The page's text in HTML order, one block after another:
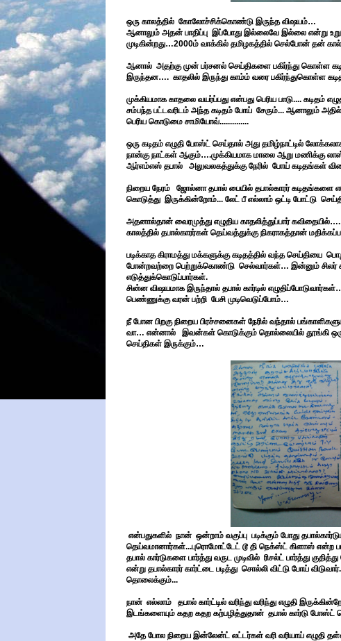
ஒரு காலத்தில் கோலோச்சிக்கொண்டு இருந்த விஷயம்…
ஆனாலும் அதன் பாதிப்பு இப்போது இல்லைவே இல்லை என்று
முடிகின்றது…2000ம் வாக்கில் தமிழகத்தில் செல்போன் தன்
ஆனால் அதற்கு முன் பர்சனல் செய்திகளை பகிர்ந்து கொள்ள
இருந்தன…. காதலில் இருந்து காம்ம் வரை பகிர்ந்துகொள்ள
முக்கியமாக காதலை வயர்ப்பது என்பது பெரிய பாடு.... கடிதம்
சம்பந்த பட்டவரிடம் அந்த கடிதம் போய் சேரும்... ஆனாலும்
பெரிய கொடுமை சாமியோவ்..............
ஒரு கடிதம் எழுதி போஸ்ட் செய்தால் அது தமிழ்நாட்டில்
நான்கு நாட்கள் ஆகும்….முக்கியமாக மாலை ஆறு மணிக்கு
ஆர்எம்எஸ் தபால் அலுவலகத்துக்கு நேரில் போய் கடிதங்கள்
நிறைய நேரம் ஜோல்னா தபால் பையில் தபால்காரர் கடிதங்களை
கொடுத்து இருக்கின்றோம்... லேட் பீ எல்லாம் ஒட்டி போட்டு
அதனால்தான் வைரமுத்து எழுதிய காதலித்துப்பார் கவிதையில்….
காலத்தில் தபால்காரர்கள் தெய்வத்துக்கு நிகராகத்தான்
படிக்காத கிராமத்து மக்களுக்கு கடிதத்தில் வந்த செய்தியை
போன்றவற்றை பெற்றுக்கொண்டு செல்வார்கள்… இன்னும் சிலர்
எடுத்துக்கொடுப்பார்கள்.
சின்ன விஷயமாக இருந்தால் தபால் கார்டில் எழுதிப்போடுவார்கள்
பெண்ணுக்கு வரன் பற்றி பேசி முடிவெடுப்போம்…
நீ போன பிறகு நிறைய பிரச்சனைகள் நேரில் வந்தால்
வா… என்னால் இவன்கள் கொடுக்கும் தொல்லையில் தூங்கி ஒரு
செய்திகள் இருக்கும்…
என்பதுகளில் நான் ஒன்றாம் வகுப்பு படிக்கும் போது
தெய்வமானார்கள்...புரொமோட்டேட் டூ தி நெக்ஸ்ட் கிளாஸ் என்ற
தபால் கார்டுகளை பார்த்து வருட முடிவில் ரிசல்ட் பார்த்து
என்று தபால்காரர் கார்ட்டை படித்து சொல்லி விட்டு போய்
தொலைக்கும்...
நான் எல்லாம் தபால் கார்ட்டில் வரிந்து வரிந்து எழுதி
இடங்களையும் கதற கதற கற்பழித்துதான் தபால் கார்டு போஸ்ட்
அதே போல நிறைய இன்லேன்ட் லட்டர்கள் வரி வரியாய் எழுதி